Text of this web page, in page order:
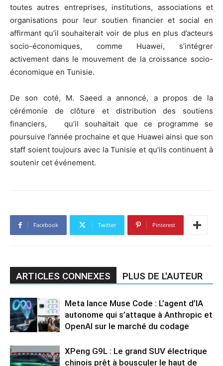
toutes autres entreprises, institutions, associations et
organisations pour leur soutien financier et social en
affirmant qu’il souhaiterait voir de plus en plus d’acteurs
socio-économiques, comme Huawei, s’intégrer
activement dans le mouvement de la croissance socio-
économique en Tunisie.
De son coté, M. Saeed a annoncé, a propos de la
cérémonie de clôture et distribution des soutiens
financiers, qu’il souhaitait que ce programme se
poursuive l’année prochaine et que Huawei ainsi que son
staff soient toujours avec la Tunisie et qu’ils continuent à
soutenir cet événement.
Facebook Twitter Pinterest
ARTICLES CONNEXES PLUS DE L'AUTEUR
Meta lance Muse Code : L’agent d’IA
autonome qui s’attaque à Anthropic et
OpenAI sur le marché du codage
XPeng G9L : Le grand SUV électrique
chinois prêt à bousculer le haut de